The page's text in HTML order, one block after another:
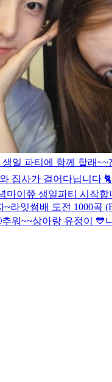
생일 파티에 함께 할래
집사가 걸어다닙니다
마이쮸 생일파티 시작합
~라잇썸배 도전 1000곡
추워~~상아랑 유정이 💙